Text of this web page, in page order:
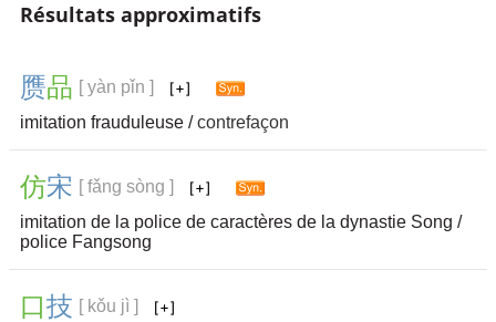
Résultats approximatifs
赝品 [ yàn pǐn ]
imitation frauduleuse /contrefaçon
仿宋 [ fǎng sòng ]
imitation de la police de caractères de la dynastie Song /
police Fangsong
口技 [ kǒu jì ]